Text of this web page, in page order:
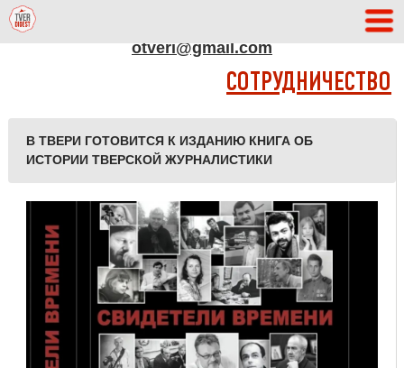
otveri@gmail.com
СОТРУДНИЧЕСТВО
В ТВЕРИ ГОТОВИТСЯ К ИЗДАНИЮ КНИГА ОБ
ИСТОРИИ ТВЕРСКОЙ ЖУРНАЛИСТИКИ